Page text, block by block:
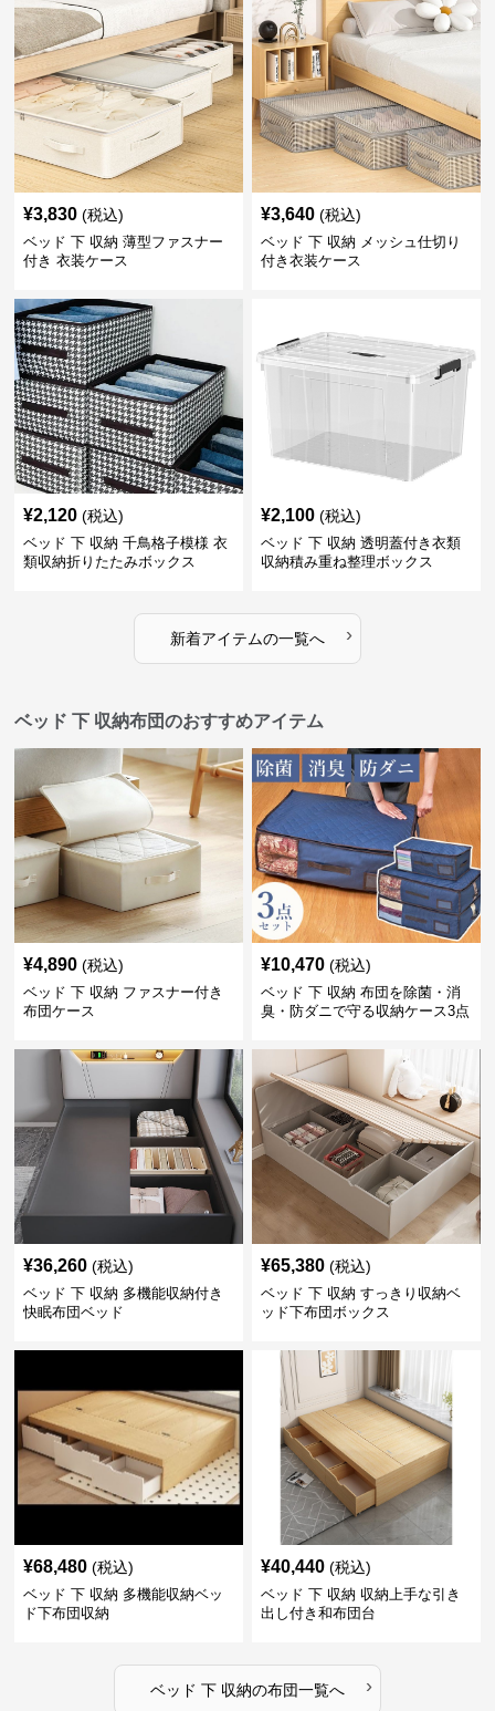
¥3,830 (税込)
ベッド 下 収納 薄型ファスナー
付き 衣装ケース
¥3,640 (税込)
ベッド 下 収納 メッシュ仕切り
付き衣装ケース
¥2,120 (税込)
ベッド 下 収納 千鳥格子模様 衣
類収納折りたたみボックス
¥2,100 (税込)
ベッド 下 収納 透明蓋付き衣類
収納積み重ね整理ボックス
新着アイテムの一覧へ ›
ベッド 下 収納布団のおすすめアイテム
¥4,890 (税込)
ベッド 下 収納 ファスナー付き
布団ケース
¥10,470 (税込)
ベッド 下 収納 布団を除菌・消
臭・防ダニで守る収納ケース3点
¥36,260 (税込)
ベッド 下 収納 多機能収納付き
快眠布団ベッド
¥65,380 (税込)
ベッド 下 収納 すっきり収納ベ
ッド下布団ボックス
¥68,480 (税込)
ベッド 下 収納 多機能収納ベッ
ド下布団収納
¥40,440 (税込)
ベッド 下 収納 収納上手な引き
出し付き和布団台
ベッド 下 収納の布団一覧へ ›